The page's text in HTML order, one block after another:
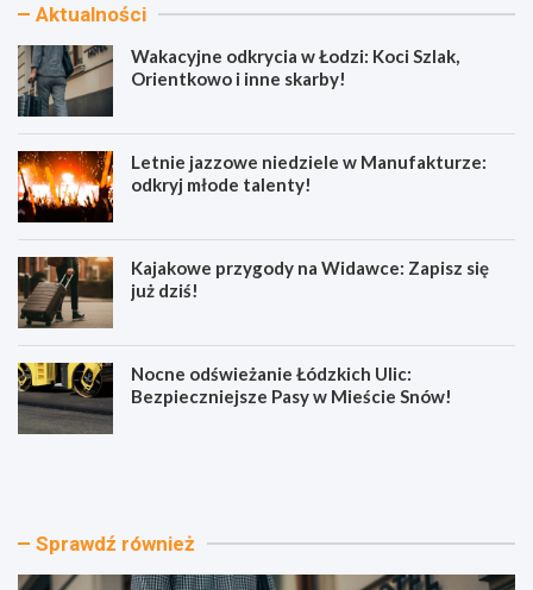
Aktualności
Wakacyjne odkrycia w Łodzi: Koci Szlak,
Orientkowo i inne skarby!
Letnie jazzowe niedziele w Manufakturze:
odkryj młode talenty!
Kajakowe przygody na Widawce: Zapisz się
już dziś!
Nocne odświeżanie Łódzkich Ulic:
Bezpieczniejsze Pasy w Mieście Snów!
W
y
L
e Sprawdź również